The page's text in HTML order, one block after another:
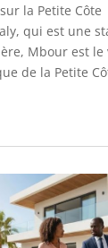
la Petite Côte
qui est une
Mbour est le
de la Petite